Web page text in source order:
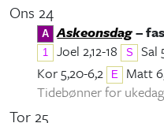
Ons 24
A Askeonsdag–
1 Joel 2,12-18 S Sal
Kor 5,20-6,2
E
Matt
Tidebønner for
Tor 25